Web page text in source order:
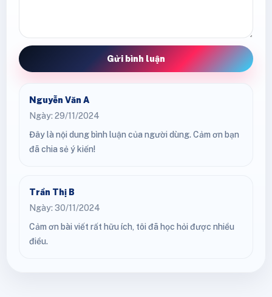
Gửi bình luận
Nguyễn Văn A
Ngày: 29/11/2024
Đây là nội dung bình luận của người dùng. Cảm ơn bạn
đã chia sẻ ý kiến!
Trần Thị B
Ngày: 30/11/2024
Cảm ơn bài viết rất hữu ích, tôi đã học hỏi được nhiều
điều.